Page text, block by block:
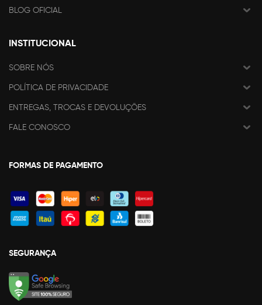
BLOG OFICIAL
INSTITUCIONAL
SOBRE NÓS
POLÍTICA DE PRIVACIDADE
ENTREGAS, TROCAS E DEVOLUÇÕES
FALE CONOSCO
FORMAS DE PAGAMENTO
SEGURANÇA